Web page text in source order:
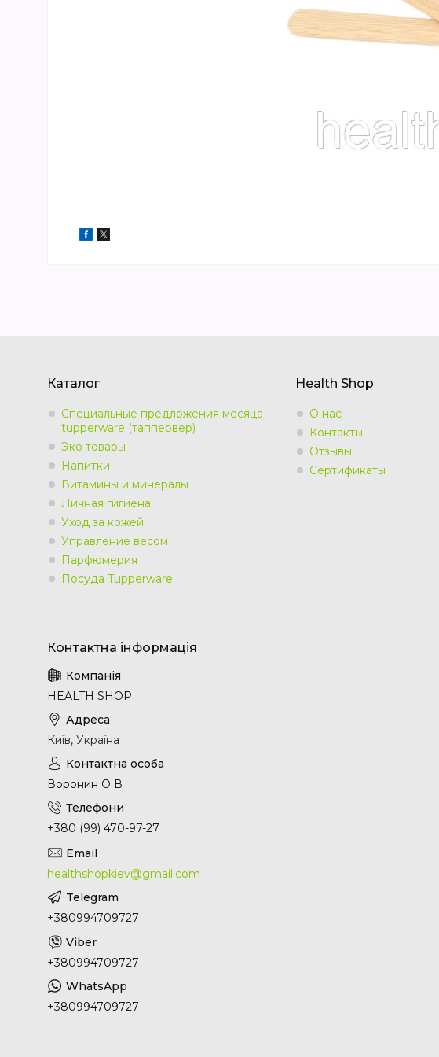
Каталог
Специальные предложения месяца
tupperware (таппервер)
Эко товары
Напитки
Витамины и минералы
Личная гигиена
Уход за кожей
Управление весом
Парфюмерия
Посуда Tupperware
Health Shop
О нас
Контакты
Отзывы
Сертификаты
HEALTH SHOP
Київ, Україна
Воронин О В
+380 (99) 470-97-27
healthshopkiev@gmail.com
+380994709727
+380994709727
+380994709727